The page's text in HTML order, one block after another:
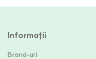
Informații
Brand-uri